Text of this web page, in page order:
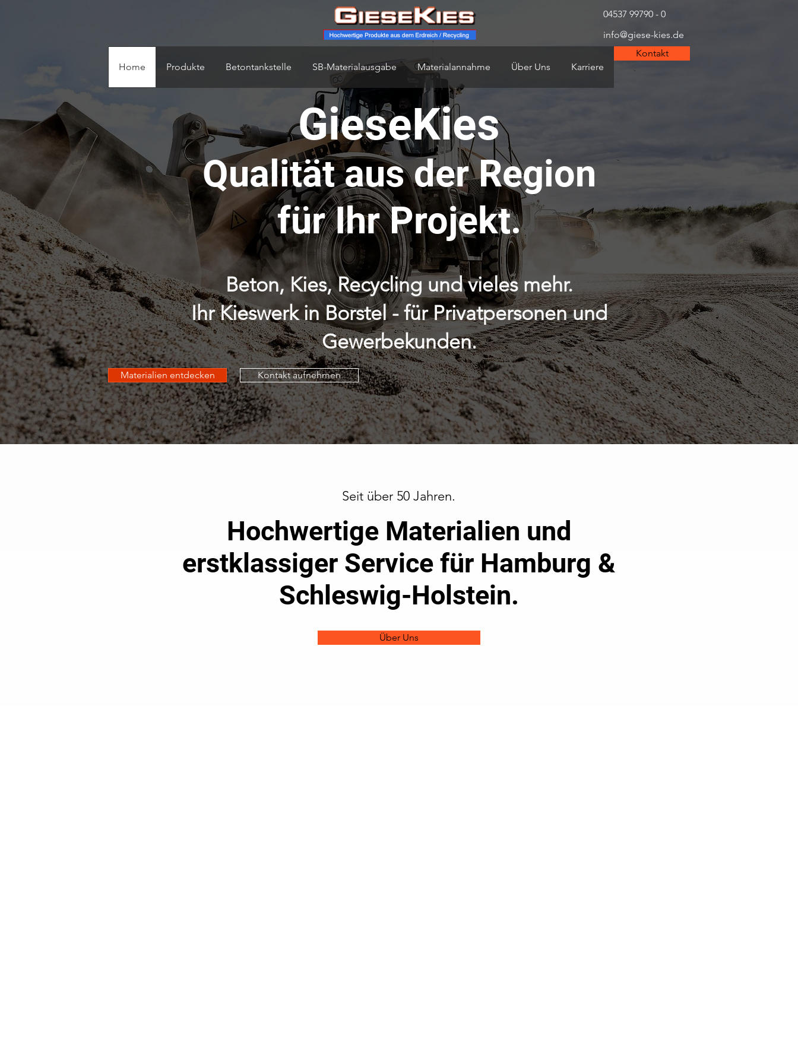
04537 99790 - 0
info@giese-kies.de
Home Produkte Betontankstelle SB-Materialausgabe Materialannahme Über Uns Karriere
Kontakt
GieseKies
Qualität aus der Region
für Ihr Projekt.
Beton, Kies, Recycling und vieles mehr.
Ihr Kieswerk in Borstel - für Privatpersonen und
Gewerbekunden.
Materialien entdecken Kontakt aufnehmen
Seit über 50 Jahren.
Hochwertige Materialien und
erstklassiger Service für Hamburg &
Schleswig-Holstein.
Über Uns